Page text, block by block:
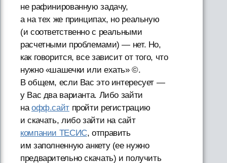
не рафинированную задачу,
а на тех же принципах, но реальную
(и соответственно с реальными
расчетными проблемами) — нет. Но,
как говорится, все зависит от того, что
нужно «шашечки или ехать» ©.
В общем, если Вас это интересует —
у Вас два варианта. Либо зайти
наофф.сайтпройти регистрацию
и скачать, либо зайти на сайт
компании ТЕСИС, отправить
им заполненную анкету (ее нужно
предварительно скачать) и получить